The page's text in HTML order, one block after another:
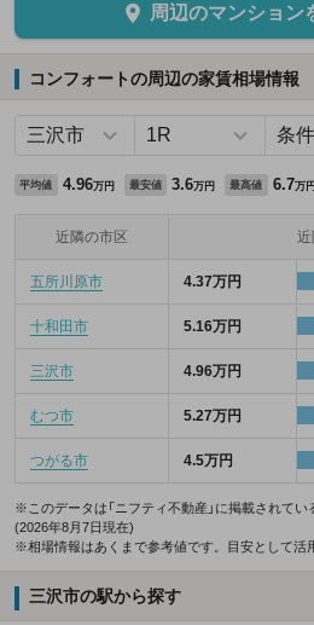
周辺のマンション
コンフォートの周辺の家賃相場情報
平均値 4.96万円 最安値 3.6万円 最高値 6.7万円
近隣の市区
五所川原市 4.37万円
十和田市 5.16万円
三沢市 4.96万円
むつ市 5.27万円
つがる市 4.5万円
※このデータは「ニフティ不動産」に掲載されてい
(2026年8月7日現在)
※相場情報はあくまで参考値です。目安として活
三沢市の駅から探す